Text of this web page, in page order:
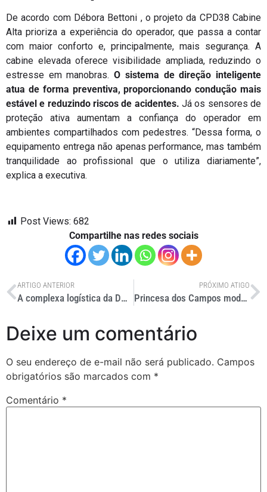
De acordo com Débora Bettoni , o projeto da CPD38 Cabine
Alta prioriza a experiência do operador, que passa a contar
com maior conforto e, principalmente, mais segurança. A
cabine elevada oferece visibilidade ampliada, reduzindo o
estresse em manobras. O sistema de direção inteligente
atua de forma preventiva, proporcionando condução mais
estável e reduzindo riscos de acidentes. Já os sensores de
proteção ativa aumentam a confiança do operador em
ambientes compartilhados com pedestres. “Dessa forma, o
equipamento entrega não apenas performance, mas também
tranquilidade ao profissional que o utiliza diariamente”,
explica a executiva.
Post Views: 682
Compartilhe nas redes sociais
ARTIGO ANTERIOR
A complexa logística da DHL por trás do GP do Brasil de Fórmula 1
PRÓXIMO ATIGO
Princesa dos Campos moderniza marca nas estradas brasileiras
Deixe um comentário
O seu endereço de e-mail não será publicado. Campos
obrigatórios são marcados com *
Comentário *